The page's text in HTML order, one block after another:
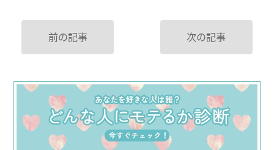
前の記事 次の記事